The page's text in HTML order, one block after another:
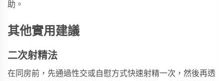
助。
其他實用建議
二次射精法
在同房前，先通過性交或自慰方式快速射精一次，然後再透